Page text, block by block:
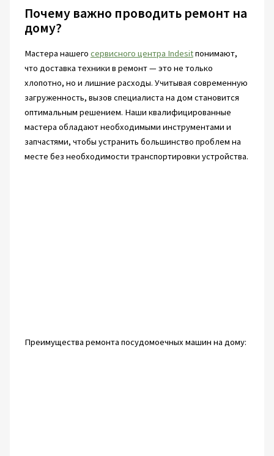
Почему важно проводить ремонт на
дому?
Мастера нашего сервисного центра Indesitпонимают,
что доставка техники в ремонт — это не только
хлопотно, но и лишние расходы. Учитывая современную
загруженность, вызов специалиста на дом становится
оптимальным решением. Наши квалифицированные
мастера обладают необходимыми инструментами и
запчастями, чтобы устранить большинство проблем на
месте без необходимости транспортировки устройства.
Преимущества ремонта посудомоечных машин на дому: